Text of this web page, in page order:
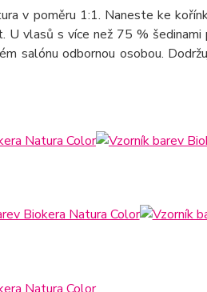
v poměru 1:1. Naneste ke
vlasů s více než 75 % šedinami
salónu odbornou osobou.